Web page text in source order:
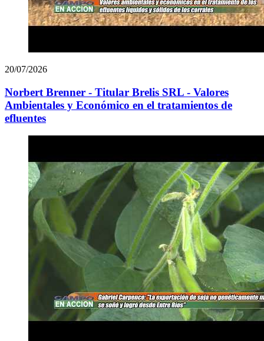
20/07/2026
Norbert Brenner - Titular Brelis SRL - Valores
Ambientales y Económico en el tratamientos de
efluentes